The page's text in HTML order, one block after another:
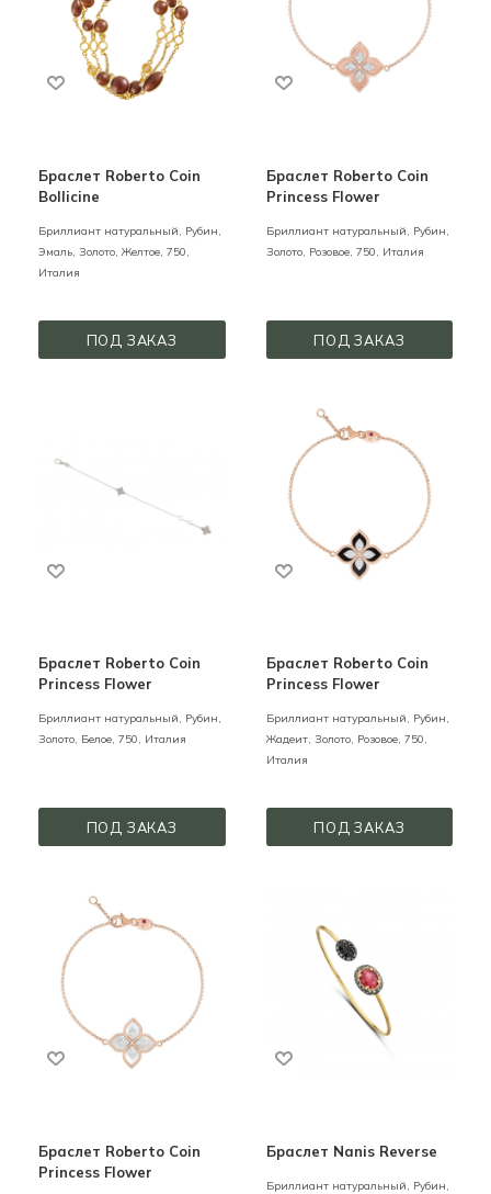
Браслет Roberto Coin
Bollicine
Бриллиант натуральный, Рубин,
Эмаль, Золото, Желтое, 750,
Италия
ПОД ЗАКАЗ
Браслет Roberto Coin
Princess Flower
Бриллиант натуральный, Рубин,
Золото, Розовое, 750, Италия
ПОД ЗАКАЗ
Браслет Roberto Coin
Princess Flower
Бриллиант натуральный, Рубин,
Золото, Белое, 750, Италия
ПОД ЗАКАЗ
Браслет Roberto Coin
Princess Flower
Бриллиант натуральный, Рубин,
Жадеит, Золото, Розовое, 750,
Италия
ПОД ЗАКАЗ
Браслет Roberto Coin
Princess Flower
Браслет Nanis Reverse
Бриллиант натуральный, Рубин,